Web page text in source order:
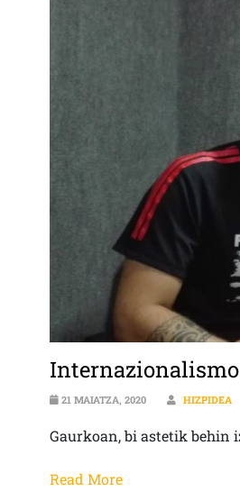
21 MAIATZA, 2020 HIZPIDEA
Gaurkoan, bi astetik behin
Read More